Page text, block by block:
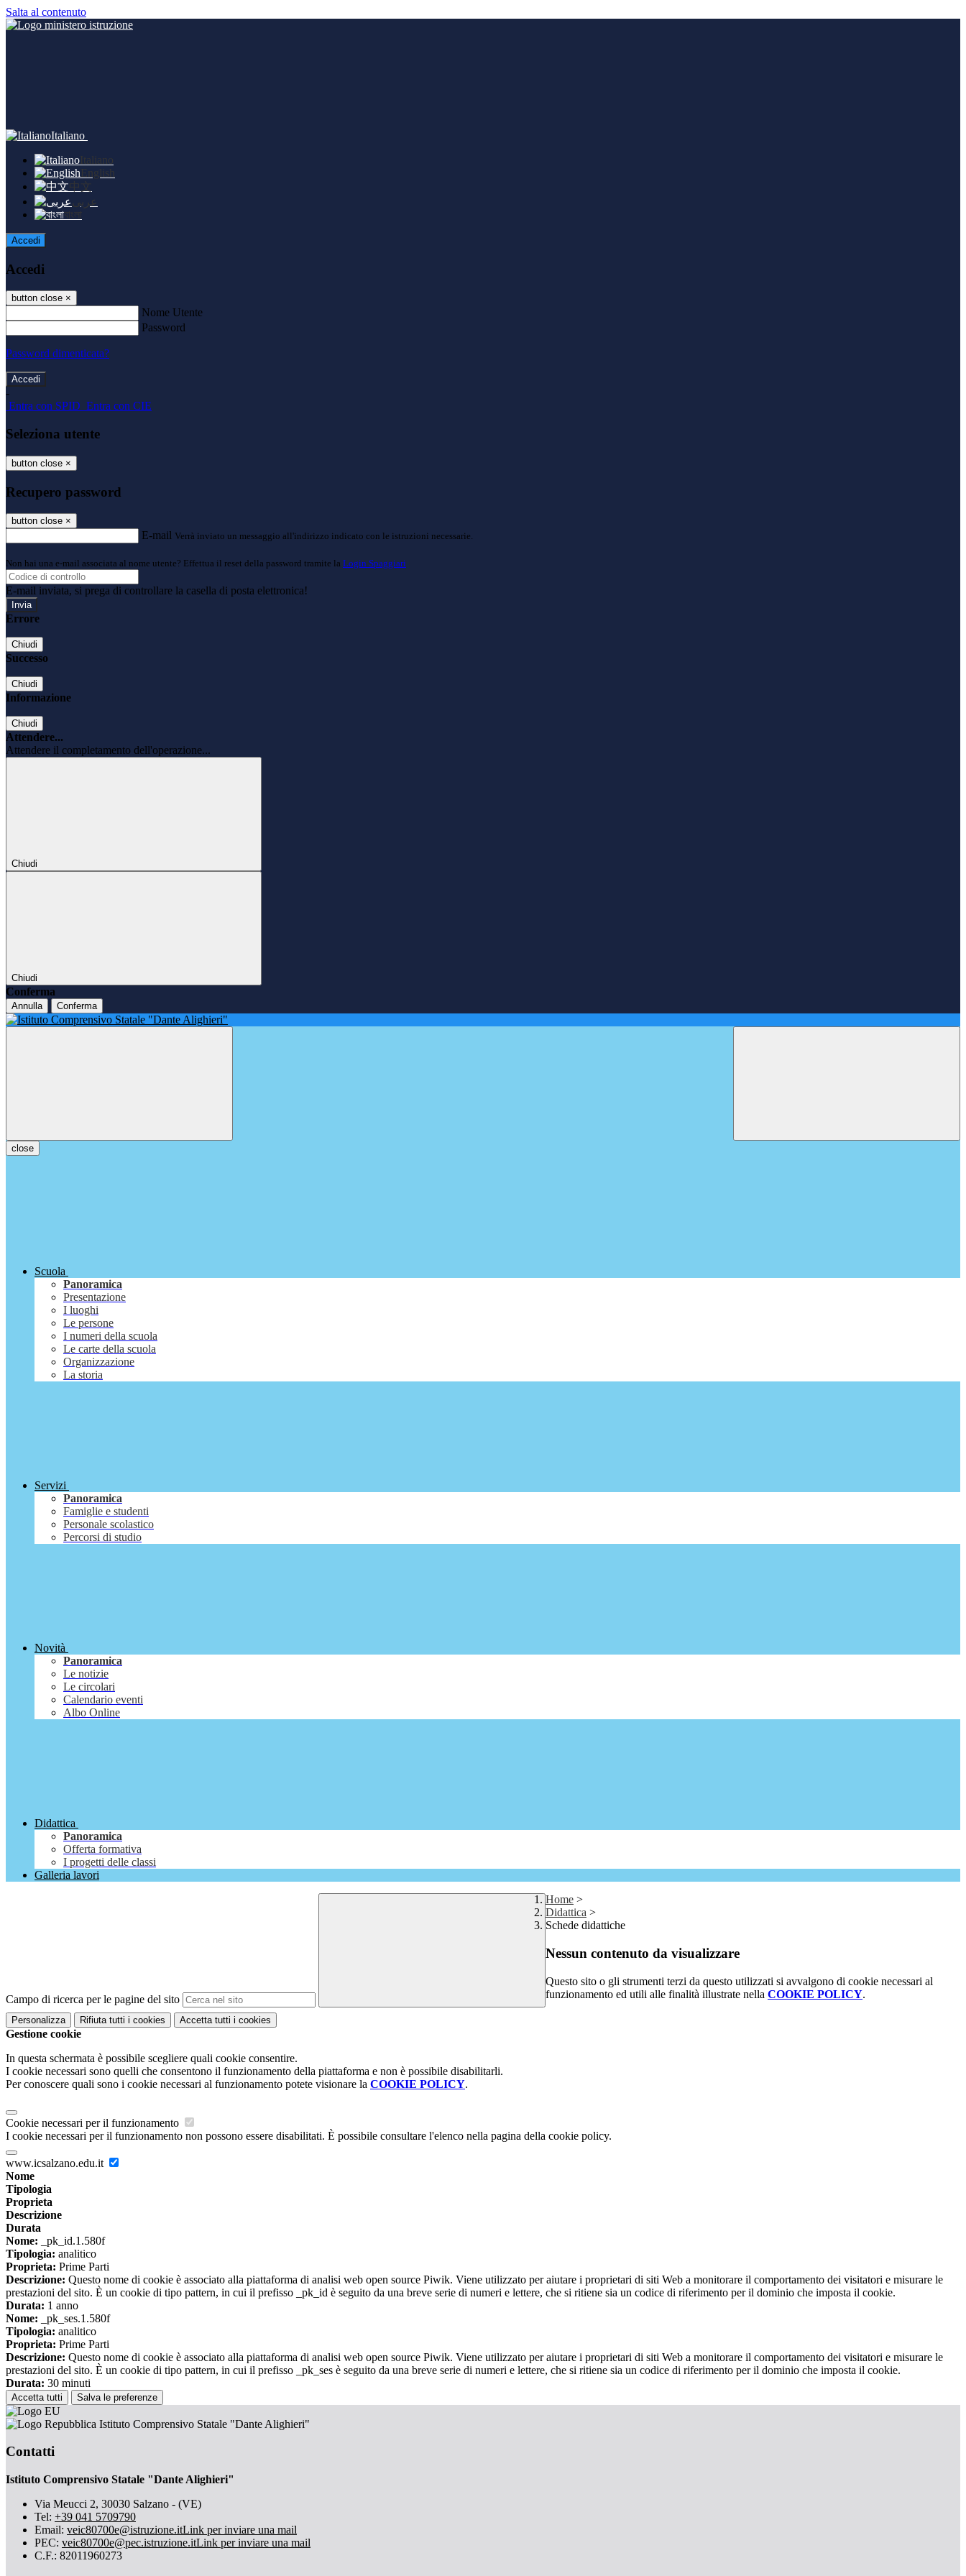
Salta al contenuto
Italiano
Italiano
English
中文
عربى
বাংলা
Accedi
Accedi
button close ×
Nome Utente
Password
Password dimenticata?
-
Entra con SPID Entra con CIE
Seleziona utente
button close ×
Recupero password
button close ×
E-mail Verrà inviato un messaggio all'indirizzo indicato con le istruzioni necessarie.
Non hai una e-mail associata al nome utente? Effettua il reset della password tramite la Login Spaggiari
E-mail inviata, si prega di controllare la casella di posta elettronica!
Errore
Chiudi
Successo
Chiudi
Informazione
Chiudi
Attendere...
Attendere il completamento dell'operazione...
Chiudi
Chiudi
Conferma
Annulla Conferma
close
Scuola
Panoramica
Presentazione
I luoghi
Le persone
I numeri della scuola
Le carte della scuola
Organizzazione
La storia
Servizi
Panoramica
Famiglie e studenti
Personale scolastico
Percorsi di studio
Novità
Panoramica
Le notizie
Le circolari
Calendario eventi
Albo Online
Didattica
Panoramica
Offerta formativa
I progetti delle classi
Galleria lavori
Campo di ricerca per le pagine del sito
Home >
Didattica >
Schede didattiche
Nessun contenuto da visualizzare
Questo sito o gli strumenti terzi da questo utilizzati si avvalgono di cookie necessari al
funzionamento ed utili alle finalità illustrate nella COOKIE POLICY.
Personalizza Rifiuta tutti i cookies Accetta tutti i cookies
Gestione cookie
In questa schermata è possibile scegliere quali cookie consentire.
I cookie necessari sono quelli che consentono il funzionamento della piattaforma e non è possibile disabilitarli.
Per conoscere quali sono i cookie necessari al funzionamento potete visionare la COOKIE POLICY.
Cookie necessari per il funzionamento
I cookie necessari per il funzionamento non possono essere disabilitati. È possibile consultare l'elenco nella pagina della cookie policy.
www.icsalzano.edu.it
Nome
Tipologia
Proprieta
Descrizione
Durata
Nome: _pk_id.1.580f
Tipologia: analitico
Proprieta: Prime Parti
Descrizione: Questo nome di cookie è associato alla piattaforma di analisi web open source Piwik. Viene utilizzato per aiutare i proprietari di siti Web a monitorare il comportamento dei visitatori e misurare le
prestazioni del sito. È un cookie di tipo pattern, in cui il prefisso _pk_id è seguito da una breve serie di numeri e lettere, che si ritiene sia un codice di riferimento per il dominio che imposta il cookie.
Durata: 1 anno
Nome: _pk_ses.1.580f
Tipologia: analitico
Proprieta: Prime Parti
Descrizione: Questo nome di cookie è associato alla piattaforma di analisi web open source Piwik. Viene utilizzato per aiutare i proprietari di siti Web a monitorare il comportamento dei visitatori e misurare le
prestazioni del sito. È un cookie di tipo pattern, in cui il prefisso _pk_ses è seguito da una breve serie di numeri e lettere, che si ritiene sia un codice di riferimento per il dominio che imposta il cookie.
Durata: 30 minuti
Accetta tutti Salva le preferenze
Istituto Comprensivo Statale "Dante Alighieri"
Contatti
Istituto Comprensivo Statale "Dante Alighieri"
Via Meucci 2, 30030 Salzano - (VE)
Tel: +39 041 5709790
Email: veic80700e@istruzione.itLink per inviare una mail
PEC: veic80700e@pec.istruzione.itLink per inviare una mail
C.F.: 82011960273